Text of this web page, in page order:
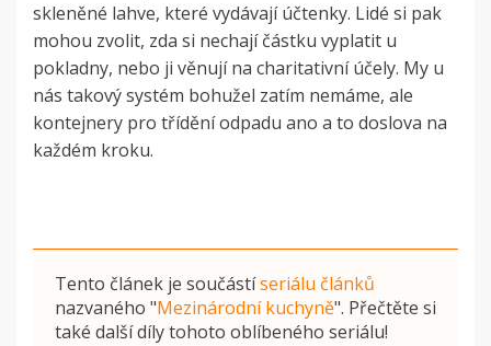
skleněné lahve, které vydávají účtenky. Lidé si pak
mohou zvolit, zda si nechají částku vyplatit u
pokladny, nebo ji věnují na charitativní účely. My u
nás takový systém bohužel zatím nemáme, ale
kontejnery pro třídění odpadu ano a to doslova na
každém kroku.
Tento článek je součástíseriálu článků
nazvaného "Mezinárodní kuchyně". Přečtěte si
také další díly tohoto oblíbeného seriálu!